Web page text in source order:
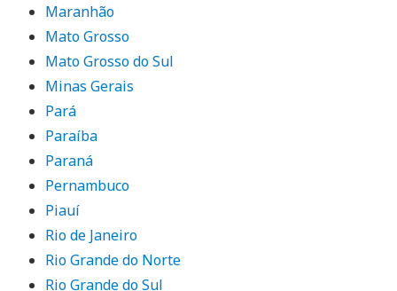
Maranhão
Mato Grosso
Mato Grosso do Sul
Minas Gerais
Pará
Paraíba
Paraná
Pernambuco
Piauí
Rio de Janeiro
Rio Grande do Norte
Rio Grande do Sul